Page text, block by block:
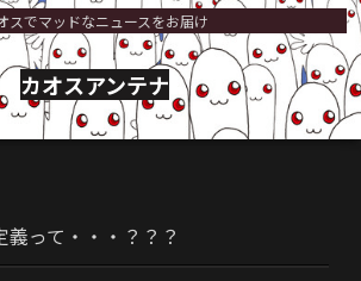
スでマッドなニュースをお届け
カオスアンテナ
義って・・・？？？